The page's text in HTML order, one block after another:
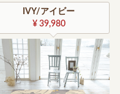
IVY/アイビー
¥ 39,980